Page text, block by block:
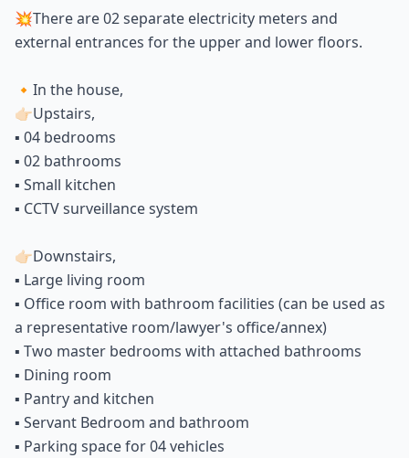
💥There are 02 separate electricity meters and
external entrances for the upper and lower floors.
🔸In the house,
👉🏻Upstairs,
▪️ 04 bedrooms
▪️ 02 bathrooms
▪️ Small kitchen
▪️ CCTV surveillance system
👉🏻Downstairs,
▪️ Large living room
▪️ Office room with bathroom facilities (can be used as
a representative room/lawyer's office/annex)
▪️ Two master bedrooms with attached bathrooms
▪️ Dining room
▪️ Pantry and kitchen
▪️ Servant Bedroom and bathroom
▪️ Parking space for 04 vehicles